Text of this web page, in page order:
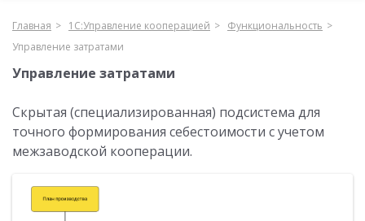
Главная 1С:Управление кооперацией
Функциональность
Управление затратами
Управление затратами
Скрытая (специализированная) подсистема для
точного формирования себестоимости с учетом
межзаводской кооперации.